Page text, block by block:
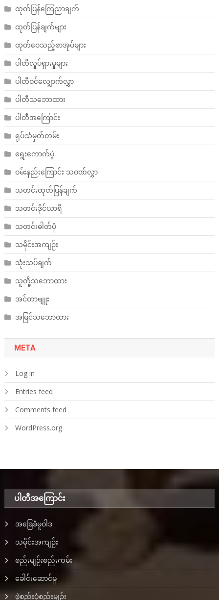
ထုတ်ပြန်ကြေညာချက်
ထုတ်ပြန်ချက်များ
ထုတ်ဝေသည့်စာအုပ်များ
ပါတီလှုပ်ရှားမှုများ
ပါတီဝင်လျှောက်လွှာ
ပါတီသဘောထား
ပါတီအကြောင်း
ရုပ်သံမှတ်တမ်း
ရွေးကောက်ပွဲ
ဝမ်းနည်းကြောင်း သဝဏ်လွှာ
သတင်းထုတ်ပြန်ချက်
သတင်းဒိုင်ယာရီ
သတင်းဓါတ်ပုံ
သမိုင်းအကျဉ်း
သုံးသပ်ချက်
သူတို့သဘောထား
အင်တာဗျူး
အမြင်သဘောထား
META
Log in
Entries feed
Comments feed
WordPress.org
ပါတီအ‌ကြောင်း
အခြေခံမူဝါဒ
သမိုင်းအကျဉ်း
စည်းမျဉ်းစည်းကမ်း
ခေါင်းဆောင်မှု
ဖွဲ့စည်းပုံစည်းမျဉ်း